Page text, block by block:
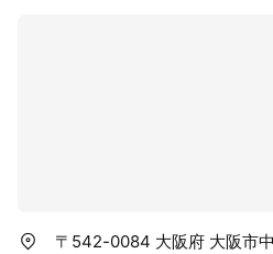
〒542-0084 大阪府 大阪市